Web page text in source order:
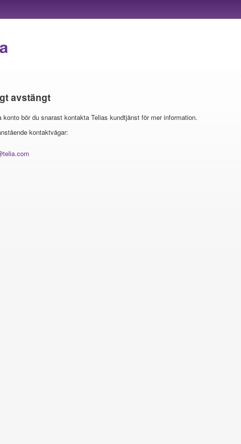
avstängt
konto bör du snarast kontakta Telias kundtjänst för mer information.
kontaktvägar: